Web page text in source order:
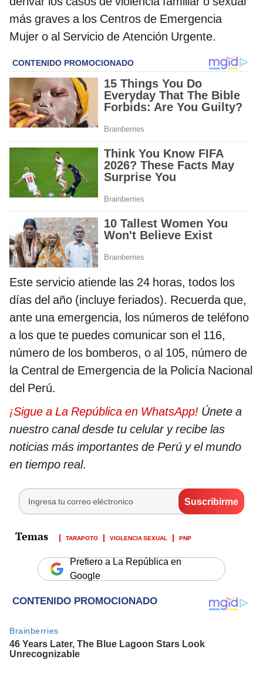
más graves a los Centros de Emergencia
Mujer o al Servicio de Atención Urgente.
Este servicio atiende las 24 horas, todos los
días del año (incluye feriados). Recuerda que,
ante una emergencia, los números de teléfono
a los que te puedes comunicar son el 116,
número de los bomberos, o al 105, número de
la Central de Emergencia de la Policía Nacional
del Perú.
¡Sigue a La República en WhatsApp! Únete a
nuestro canal desde tu celular y recibe las
noticias más importantes de Perú y el mundo
en tiempo real.
TARAPOTO VIOLENCIA SEXUAL PNP
Prefiero a La República en
Google